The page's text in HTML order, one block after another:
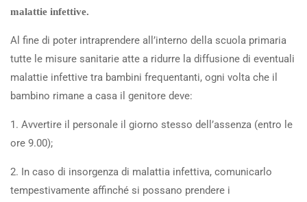
malattie infettive.
Al fine di poter intraprendere all’interno della scuola primaria
tutte le misure sanitarie atte a ridurre la diffusione di eventuali
malattie infettive tra bambini frequentanti, ogni volta che il
bambino rimane a casa il genitore deve:
1. Avvertire il personale il giorno stesso dell’assenza (entro le
ore 9.00);
2. In caso di insorgenza di malattia infettiva, comunicarlo
tempestivamente affinché si possano prendere i